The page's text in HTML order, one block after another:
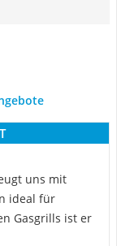
uns mit
ideal für
Gasgrills ist er